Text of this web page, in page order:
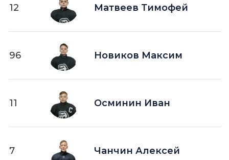
12 Матвеев Тимофей
96 Новиков Максим
11 Осминин Иван
7 Чанчин Алексей